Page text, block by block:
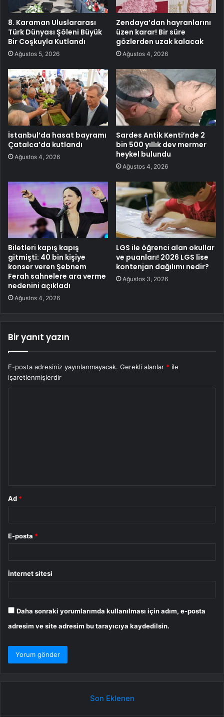
8. Karaman Uluslararası
Türk Dünyası Şöleni Büyük
Bir Coşkuyla Kutlandı
Ağustos 5, 2026
Zendaya’dan hayranlarını
üzen karar! Bir süre
gözlerden uzak kalacak
Ağustos 4, 2026
İstanbul’da hasat bayramı
Çatalca’da kutlandı
Ağustos 4, 2026
Sardes Antik Kenti’nde 2
bin 500 yıllık dev mermer
heykel bulundu
Ağustos 4, 2026
Biletleri kapış kapış
gitmişti: 40 bin kişiye
konser veren Şebnem
Ferah sahnelere ara verme
nedenini açıkladı
Ağustos 4, 2026
LGS ile öğrenci alan okullar
ve puanları! 2026 LGS lise
kontenjan dağılımı nedir?
Ağustos 3, 2026
Bir yanıt yazın
E-posta adresiniz yayınlanmayacak. Gerekli alanlar * ile
işaretlenmişlerdir
Ad *
E-posta *
İnternet sitesi
Daha sonraki yorumlarımda kullanılması için adım, e-posta
adresim ve site adresim bu tarayıcıya kaydedilsin.
Son Eklenen